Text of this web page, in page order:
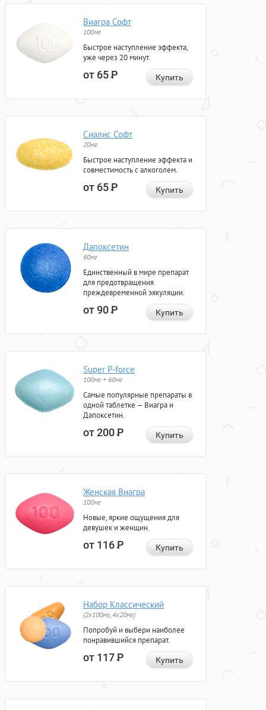
Виагра Софт
100мг
Быстрое наступление эффекта,
уже через 20 минут.
от 65Р Купить
Сиалис Софт
20мг
Быстрое наступление эффекта и
совместимость с алкоголем.
от 65Р Купить
Дапоксетин
60мг
Единственный в мире препарат
для предотвращения
преждевременной эякуляции.
от 90Р Купить
Super P-force
100мг + 60мг
Самые популярные препараты в
одной таблетке — Виагра и
Дапоксетин.
от 200Р Купить
Женская Виагра
100мг
Новые, яркие ощущения для
девушек и женщин.
от 116Р Купить
Набор Классический
(2x100мг, 4x20мг)
Попробуй и выбери наиболее
понравившийся препарат.
от 117Р Купить